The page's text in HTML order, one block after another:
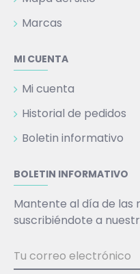
Marcas
MI CUENTA
Mi cuenta
Historial de pedidos
Boletin informativo
BOLETIN INFORMATIVO
Mantente al día de las
suscribiéndote a